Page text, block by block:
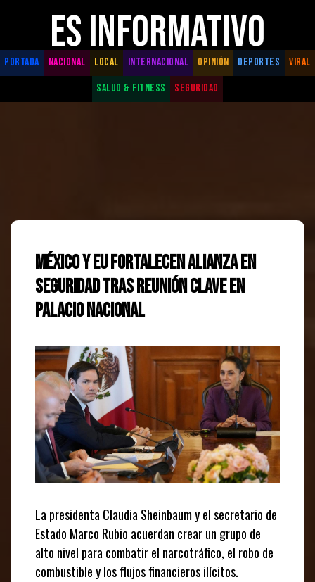
ES INFORMATIVO
PORTADA NACIONAL LOCAL INTERNACIONAL OPINIÓN DEPORTES
VIRAL
SALUD & FITNESS
SEGURIDAD
México y EU fortalecen alianza en
seguridad tras reunión clave en
Palacio Nacional
La presidenta Claudia Sheinbaum y el secretario de
Estado Marco Rubio acuerdan crear un grupo de
alto nivel para combatir el narcotráfico, el robo de
combustible y los flujos financieros ilícitos.